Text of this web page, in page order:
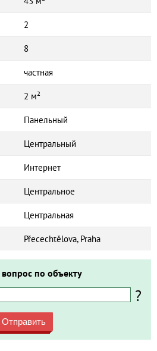
2
8
частная
2 м²
Панельный
Центральный
Интернет
Центральное
Центральная
Přecechtělova, Praha
по объекту
?
Отправить